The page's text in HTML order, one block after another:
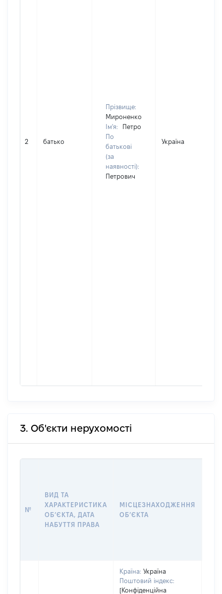
2 батько
Прізвище:
Мироненко
Ім'я:
Петро
По
батькові
(за
наявності):
Петрович
Україна
3. Об'єкти нерухомості
№
ВИД ТА
ХАРАКТЕРИСТИКА
ОБʼЄКТА, ДАТА
НАБУТТЯ ПРАВА
МІСЦЕЗНАХОДЖЕННЯ
ОБʼЄКТА
Країна: Україна
Поштовий індекс:
[Конфіденційна